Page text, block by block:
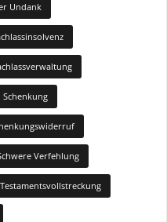
Undank
Schenkung
Verfehlung
Testamentsvollstreckung